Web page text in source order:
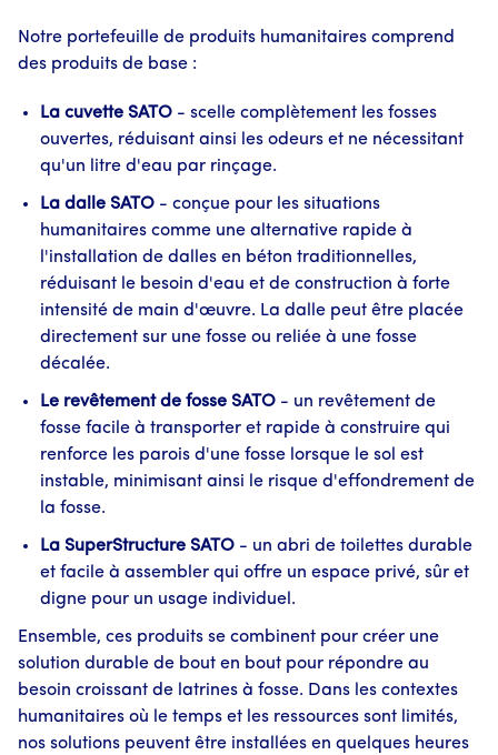
Notre portefeuille de produits humanitaires comprend
des produits de base :
La cuvette SATO - scelle complètement les fosses
ouvertes, réduisant ainsi les odeurs et ne nécessitant
qu'un litre d'eau par rinçage.
La dalle SATO - conçue pour les situations
humanitaires comme une alternative rapide à
l'installation de dalles en béton traditionnelles,
réduisant le besoin d'eau et de construction à forte
intensité de main d'œuvre. La dalle peut être placée
directement sur une fosse ou reliée à une fosse
décalée.
Le revêtement de fosse SATO - un revêtement de
fosse facile à transporter et rapide à construire qui
renforce les parois d'une fosse lorsque le sol est
instable, minimisant ainsi le risque d'effondrement de
la fosse.
La SuperStructure SATO - un abri de toilettes durable
et facile à assembler qui offre un espace privé, sûr et
digne pour un usage individuel.
Ensemble, ces produits se combinent pour créer une
solution durable de bout en bout pour répondre au
besoin croissant de latrines à fosse. Dans les contextes
humanitaires où le temps et les ressources sont limités,
nos solutions peuvent être installées en quelques heures